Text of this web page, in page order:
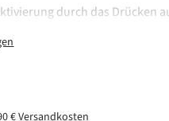
durch das Drücken
und
ABS Kunststoff
€Versandkosten